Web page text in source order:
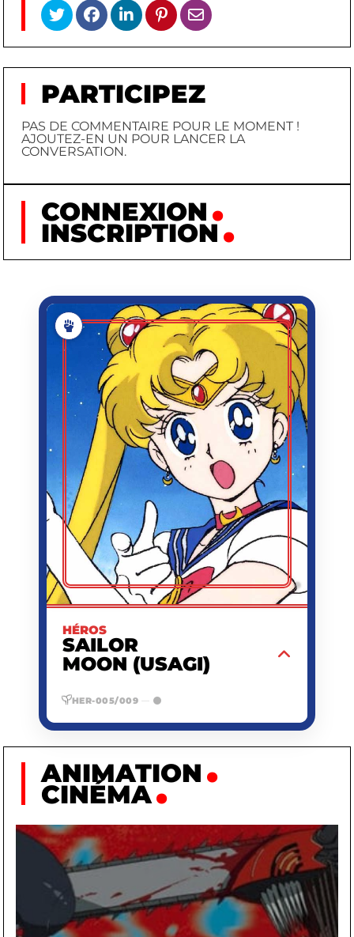
PARTICIPEZ
PAS DE COMMENTAIRE POUR LE MOMENT !
AJOUTEZ-EN UN POUR LANCER LA
CONVERSATION.
CONNEXION
INSCRIPTION
©
HÉROS
SAILOR
MOON (USAGI)
HER-005/009 —
SAILOR
MOON (USAGI)
NOM
TSUKINO
PRÉNOM
USAGI
CRÉATEUR
NAOKO TAKEUCHI
NAISSANCE
1978/06/30
PREMIÈRE
APPARITION
MAGAZINE NAKAYOSHI
DATE
D'APPARITION
1991/12/28
ACTIVITÉ
COLLÉGIENNE (PUIS
LYCÉENNE), GUERRIÈRE
SAILOR, PRINCESSE DU
MILLÉNIUM D'ARGENT
TAILLE
1,50 M
GROUPE
SANGUIN
O
Au nom de la Lune, je vais te punir !
ANIMATION
CINÉMA